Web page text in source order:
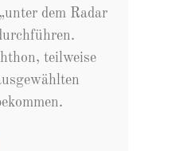
dem Radar
teilweise